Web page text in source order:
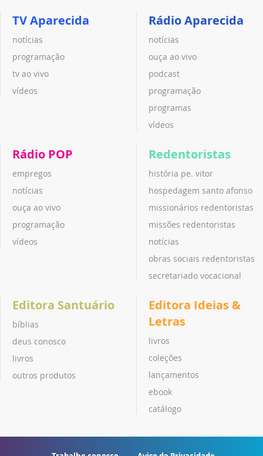
TV Aparecida
notícias
programação
tv ao vivo
vídeos
Rádio Aparecida
notícias
ouça ao vivo
podcast
programação
programas
vídeos
Rádio POP
empregos
notícias
ouça ao vivo
programação
vídeos
Redentoristas
história pe. vitor
hospedagem santo afonso
missionários redentoristas
missões redentoristas
notícias
obras sociais redentoristas
secretariado vocacional
Editora Santuário
bíblias
deus conosco
livros
outros produtos
Editora Ideias &
Letras
livros
coleções
lançamentos
ebook
catálogo